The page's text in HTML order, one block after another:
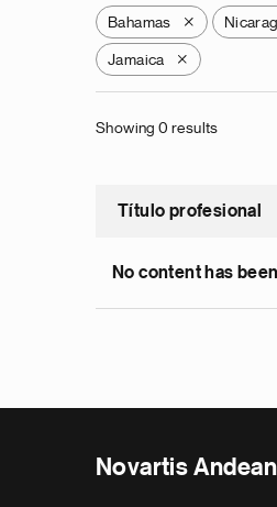
Bahamas X
Jamaica X
Showing 0 results
Título profesional
No content has
Novartis